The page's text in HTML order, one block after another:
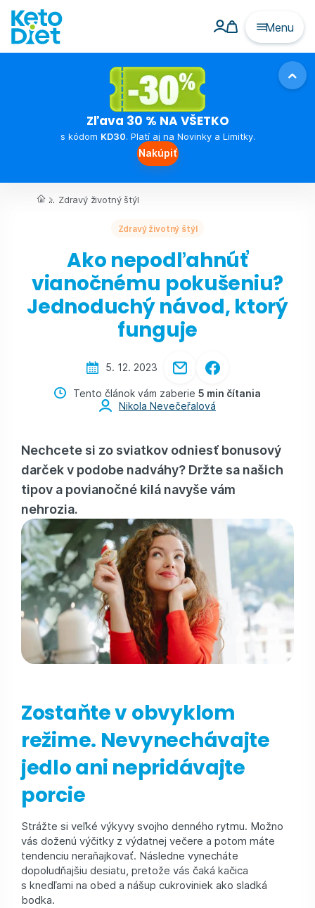
Menu
Zľava 30 % NA VŠETKO
s kódom KD30. Platí aj na Novinky a Limitky.
Nakúpiť
... Zdravý životný štýl
Zdravý životný štýl
Ako nepodľahnúť
vianočnému pokušeniu?
Jednoduchý návod, ktorý
funguje
5. 12. 2023
Tento článok vám zaberie 5 min čítania
Nikola Nevečeřalová
Nechcete si zo sviatkov odniesť bonusový
darček v podobe nadváhy? Držte sa našich
tipov a povianočné kilá navyše vám
nehrozia.
Zostaňte v obvyklom
režime. Nevynechávajte
jedlo ani nepridávajte
porcie
Strážte si veľké výkyvy svojho denného rytmu. Možno
vás doženú výčitky z výdatnej večere a potom máte
tendenciu neraňajkovať. Následne vynecháte
dopoludňajšiu desiatu, pretože vás čaká kačica
s knedľami na obed a nášup cukroviniek ako sladká
bodka.